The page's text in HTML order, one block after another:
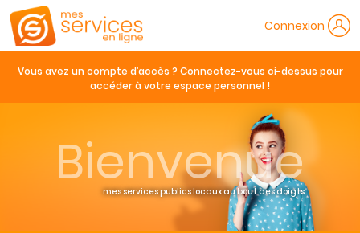
Connexion
Vous avez un compte d’accès ? Connectez-vous ci-dessus pour
accéder à votre espace personnel !
Bienvenue
mes services publics locaux au bout des doigts